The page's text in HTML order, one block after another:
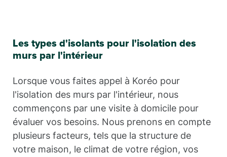
Les types d'isolants pour l'isolation des
murs par l'intérieur
Lorsque vous faites appel à Koréo pour
l'isolation des murs par l'intérieur, nous
commençons par une visite à domicile pour
évaluer vos besoins. Nous prenons en compte
plusieurs facteurs, tels que la structure de
votre maison, le climat de votre région, vos